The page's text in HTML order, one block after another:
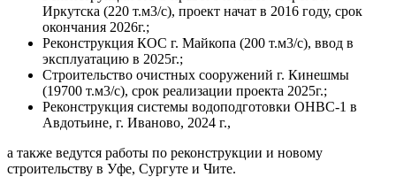
Иркутска (220 т.м3/с), проект начат в 2016 году, срок
окончания 2026г.;
Реконструкция КОС г. Майкопа (200 т.м3/с), ввод в
эксплуатацию в 2025г.;
Строительство очистных сооружений г. Кинешмы
(19700 т.м3/с), срок реализации проекта 2025г.;
Реконструкция системы водоподготовки ОНВС-1 в
Авдотьине, г. Иваново, 2024 г.,
а также ведутся работы по реконструкции и новому
строительству в Уфе, Сургуте и Чите.